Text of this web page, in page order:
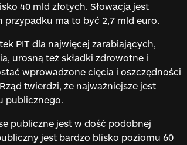
40 mld złotych. Słowacja jest
przypadku ma to być 2,7 mld euro.
PIT dla najwięcej zarabiających,
urosną też składki zdrowotne i
wprowadzone cięcia i oszczędności
twierdzi, że najważniejsze jest
publicznego.
publiczne jest w dość podobnej
jest bardzo blisko poziomu 60